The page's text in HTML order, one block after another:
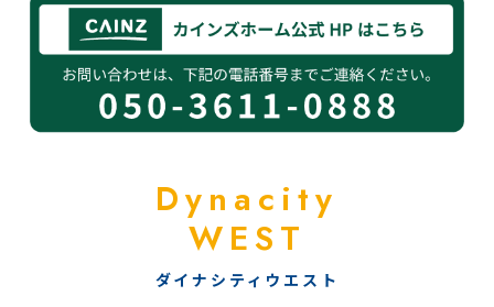
Dynacity
WEST
ダイナシティウエスト